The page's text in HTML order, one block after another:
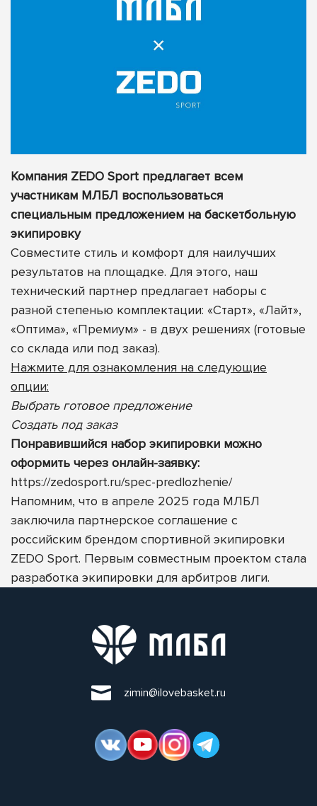
Компания ZEDO Sport предлагает всем
участникам МЛБЛ воспользоваться
специальным предложением на баскетбольную
экипировку
Совместите стиль и комфорт для наилучших
результатов на площадке. Для этого, наш
технический партнер предлагает наборы с
разной степенью комплектации: «Старт», «Лайт»,
«Оптима», «Премиум» - в двух решениях (готовые
со склада или под заказ).
Нажмите для ознакомления на следующие
опции:
Выбрать готовое предложение
Создать под заказ
Понравившийся набор экипировки можно
оформить через онлайн-заявку:
https://zedosport.ru/spec-predlozhenie/
Напомним, что в апреле 2025 года МЛБЛ
заключила партнерское соглашение с
российским брендом спортивной экипировки
ZEDO Sport. Первым совместным проектом стала
разработка экипировки для арбитров лиги.
zimin@ilovebasket.ru